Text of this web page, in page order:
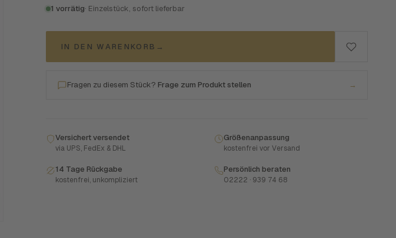
1 vorrätig· Einzelstück, sofort lieferbar
IN DEN WARENKORB →
Fragen zu diesem Stück? Frage zum Produkt stellen →
Versichert versendet
via UPS, FedEx & DHL
Größenanpassung
kostenfrei vor Versand
14 Tage Rückgabe
kostenfrei, unkompliziert
Persönlich beraten
02222 · 939 74 68